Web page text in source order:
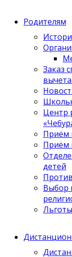
Родителям
Заказ
Центр
Приём
Приём
детей
Выбор